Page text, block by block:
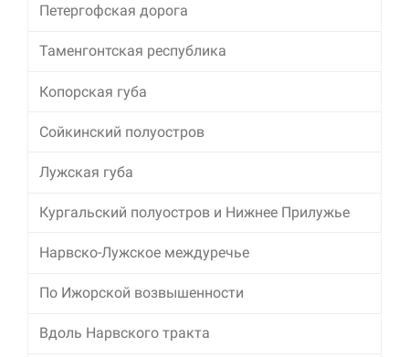
Петергофская дорога
Таменгонтская республика
Копорская губа
Сойкинский полуостров
Лужская губа
Кургальский полуостров и Нижнее Прилужье
Нарвско-Лужское междуречье
По Ижорской возвышенности
Вдоль Нарвского тракта